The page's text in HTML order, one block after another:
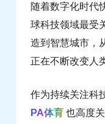
随着数字化时代
球科技领域最受
造到智慧城市，
正在不断改变人
作为持续关注科
PA体育 也高度